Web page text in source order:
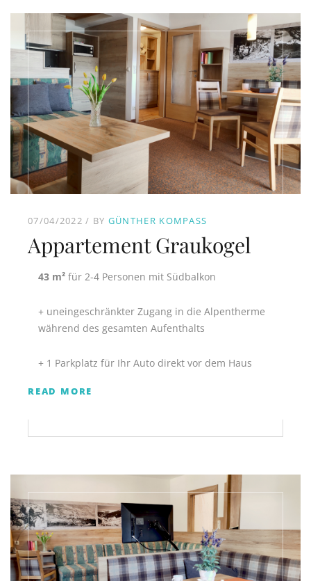
07/04/2022 BY GÜNTHER KOMPASS
Appartement Graukogel
43 m² für 2-4 Personen mit Südbalkon
+ uneingeschränkter Zugang in die Alpentherme
während des gesamten Aufenthalts
+ 1 Parkplatz für Ihr Auto direkt vor dem Haus
READ MORE